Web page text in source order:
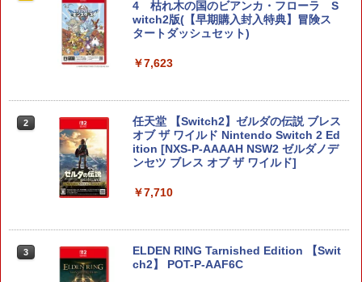
4 枯れ木の国のビアンカ・フローラ S
witch2版(【早期購入封入特典】冒険ス
タートダッシュセット)
￥7,623
2
任天堂 【Switch2】ゼルダの伝説 ブレス
オブ ザ ワイルド Nintendo Switch 2 Ed
ition [NXS-P-AAAAH NSW2 ゼルダノデ
ンセツ ブレス オブ ザ ワイルド]
￥7,710
3
ELDEN RING Tarnished Edition 【Swit
ch2】 POT-P-AAF6C